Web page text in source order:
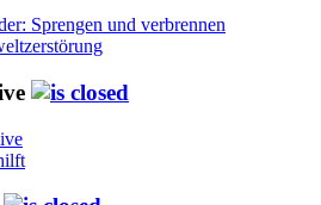
Sprengen und verbrennen